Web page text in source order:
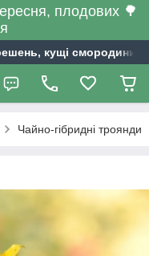
плодових 🌳
кущі смородини
Чайно-гібридні троянди